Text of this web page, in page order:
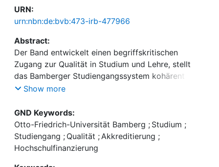
URN:
urn:nbn:de:bvb:473-irb-477966
Abstract:
Der Band entwickelt einen begriffskritischen
Zugang zur Qualität in Studium und Lehre, stellt
das Bamberger Studiengangssystem kohärent mit
seinen Eckpunkten dar und bietet einige weitere
Komplex, u.a. zum Teilzeitstudium, zu
Studienabbruch und Studiengangswechsel, zur
internen Akkreditierung und nicht zuletzt zu einer
Bologna-konformen leistungsorientierten
Show more
GND Keywords:
Otto-Friedrich-Universität Bamberg ; Studium ;
Studiengang ; Qualität ; Akkreditierung ;
Hochschulfinanzierung